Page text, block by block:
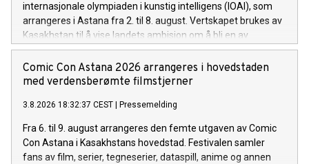
internasjonale olympiaden i kunstig intelligens (IOAI), som
arrangeres i Astana fra 2. til 8. august. Vertskapet brukes av
Kasakhstan til å vise landets ambisjon om å bli en av
Eurasias ledende AI-økonomier.
Comic Con Astana 2026 arrangeres i hovedstaden
med verdensberømte filmstjerner
3.8.2026 18:32:37 CEST Pressemelding
Fra 6. til 9. august arrangeres den femte utgaven av Comic
Con Astana i Kasakhstans hovedstad. Festivalen samler
fans av film, serier, tegneserier, dataspill, anime og annen